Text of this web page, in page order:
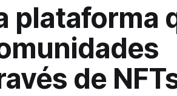
plataforma
de